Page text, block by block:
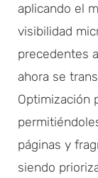
aplicando el
visibilidad
precedentes
ahora se
Optimización
páginas y
siendo